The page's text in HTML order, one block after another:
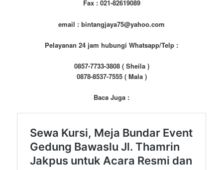
Fax : 021-82619089
email : bintangjaya75@yahoo.com
Pelayanan 24 jam hubungi Whatsapp/Telp :
0857-7733-3808 ( Sheila )
0878-8537-7555 ( Mala )
Baca Juga :